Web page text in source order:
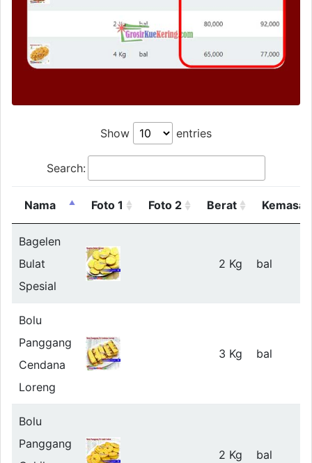
Show entries
Search:
Nama Foto 1 Foto 2 Berat Kemasan
Bagelen
Bulat
Spesial
2 Kg bal
Bolu
Panggang
Cendana
Loreng
3 Kg bal
Bolu
Panggang
2 Kg bal